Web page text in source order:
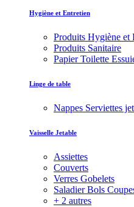
Hygiène et Entretien
Produits Hygiène et
Produits Sanitaire
Papier Toilette
Linge de table
Nappes Serviettes
Vaisselle Jetable
Assiettes
Couverts
Verres Gobelets
Saladier Bols
+ 2 autres